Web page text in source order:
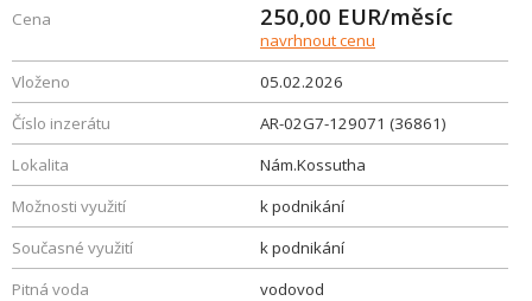
Cena 250,00 EUR/měsíc
navrhnout cenu
Vloženo
05.02.2026
Číslo inzerátu
AR-02G7-129071 (36861)
Lokalita
Nám.Kossutha
Možnosti využití
k podnikání
Současné využití
k podnikání
Pitná voda
vodovod